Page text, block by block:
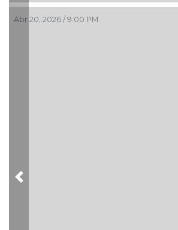
Abr 20, 2026 / 9:00 PM
Previous